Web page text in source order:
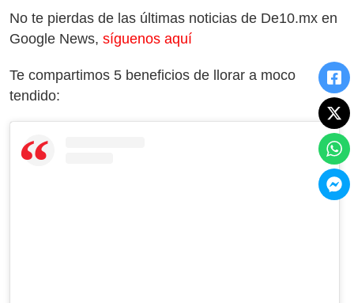
No te pierdas de las últimas noticias de De10.mx en
Google News, síguenos aquí
Te compartimos 5 beneficios de llorar a moco
tendido: